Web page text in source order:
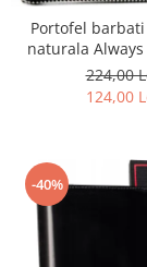
Portofel
naturala Always
N992Z-GV-
224,00
124,00
-40%